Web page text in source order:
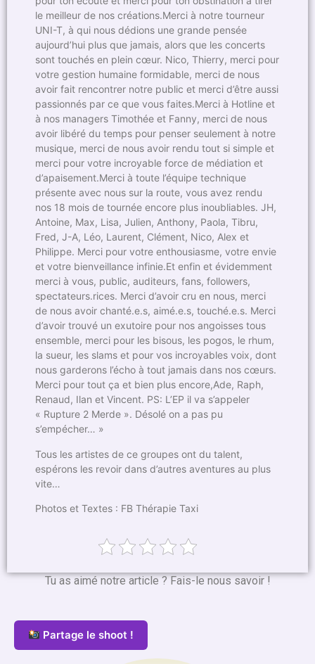
le meilleur de nos créations.Merci à notre tourneur
UNI-T, à qui nous dédions une grande pensée
aujourd’hui plus que jamais, alors que les concerts
sont touchés en plein cœur. Nico, Thierry, merci pour
votre gestion humaine formidable, merci de nous
avoir fait rencontrer notre public et merci d’être aussi
passionnés par ce que vous faites.Merci à Hotline et
à nos managers Timothée et Fanny, merci de nous
avoir libéré du temps pour penser seulement à notre
musique, merci de nous avoir rendu tout si simple et
merci pour votre incroyable force de médiation et
d’apaisement.Merci à toute l’équipe technique
présente avec nous sur la route, vous avez rendu
nos 18 mois de tournée encore plus inoubliables. JH,
Antoine, Max, Lisa, Julien, Anthony, Paola, Tibru,
Fred, J-A, Léo, Laurent, Clément, Nico, Alex et
Philippe. Merci pour votre enthousiasme, votre envie
et votre bienveillance infinie.Et enfin et évidemment
merci à vous, public, auditeurs, fans, followers,
spectateurs.rices. Merci d’avoir cru en nous, merci
de nous avoir chanté.e.s, aimé.e.s, touché.e.s. Merci
d’avoir trouvé un exutoire pour nos angoisses tous
ensemble, merci pour les bisous, les pogos, le rhum,
la sueur, les slams et pour vos incroyables voix, dont
nous garderons l’écho à tout jamais dans nos cœurs.
Merci pour tout ça et bien plus encore,Ade, Raph,
Renaud, Ilan et Vincent. PS: L’EP il va s’appeler
« Rupture 2 Merde ». Désolé on a pas pu
s’empécher… »
Tous les artistes de ce groupes ont du talent,
espérons les revoir dans d’autres aventures au plus
vite…
Photos et Textes : FB Thérapie Taxi
Tu as aimé notre article ? Fais-le nous savoir !
Partage le shoot !